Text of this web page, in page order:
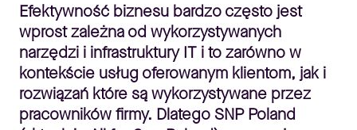
Efektywność biznesu bardzo często jest
wprost zależna od wykorzystywanych
narzędzi i infrastruktury IT i to zarówno w
kontekście usług oferowanym klientom, jak i
rozwiązań które są wykorzystywane przez
pracowników firmy. Dlatego SNP Poland